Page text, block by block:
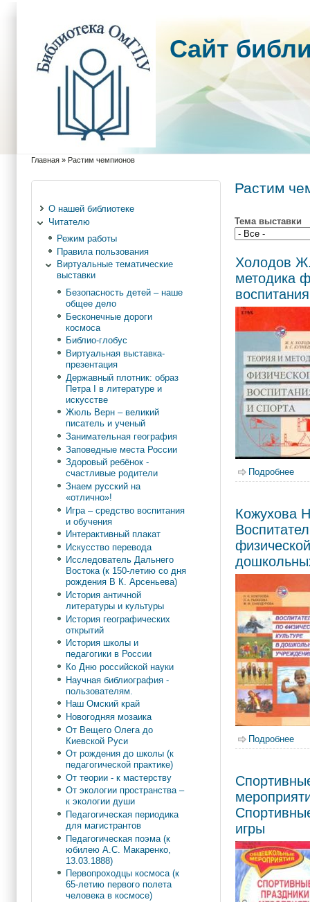
Cайт
Главная » Растим чемпионов
Растим
Тема выставки
Холодов
методика
Подробнее
Кожухова
Подробнее
игры
О нашей библиотеке
Читателю
Режим работы
Правила пользования
Виртуальные тематические
выставки
Безопасность детей – наше
общее дело
Бесконечные дороги
космоса
Библио-глобус
Виртуальная выставка-
презентация
Державный плотник: образ
Петра I в литературе и
искусстве
Жюль Верн – великий
писатель и ученый
Занимательная география
Заповедные места России
Здоровый ребёнок -
счастливые родители
Знаем русский на
«отлично»!
Игра – средство воспитания
и обучения
Интерактивный плакат
Искусство перевода
Исследователь Дальнего
Востока (к 150-летию со дня
рождения В К. Арсеньева)
История античной
литературы и культуры
История географических
открытий
История школы и
педагогики в России
Ко Дню российской науки
Научная библиография -
пользователям.
Наш Омский край
Новогодняя мозаика
От Вещего Олега до
Киевской Руси
От рождения до школы (к
педагогической практике)
От теории - к мастерству
От экологии пространства –
к экологии души
Педагогическая периодика
для магистрантов
Педагогическая поэма (к
юбилею А.С. Макаренко,
13.03.1888)
Первопроходцы космоса (к
65-летию первого полета
человека в космосе)